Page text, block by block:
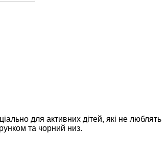
для активних дітей, які не люблять
та чорний низ.